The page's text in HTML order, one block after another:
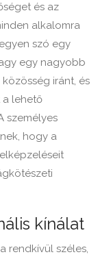
és az
alkalomra
szó egy
egy nagyobb
iránt, és
a lehető
személyes
hogy a
kínálat
rendkívül széles,